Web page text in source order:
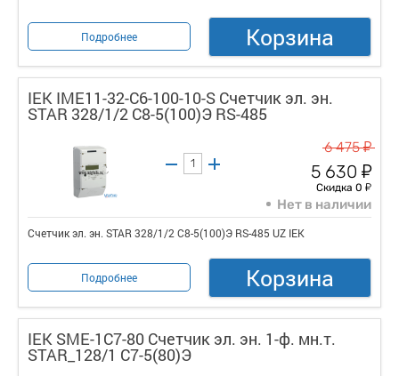
Подробнее Корзина
IEK IME11-32-C6-100-10-S Счетчик эл. эн.
STAR 328/1/2 С8-5(100)Э RS-485
6 475у
5 630 у
Скидка 0 у
Нет в наличии
Счетчик эл. эн. STAR 328/1/2 С8-5(100)Э RS-485 UZ IEK
Подробнее Корзина
IEK SME-1C7-80 Счетчик эл. эн. 1-ф. мн.т.
STAR_128/1 С7-5(80)Э